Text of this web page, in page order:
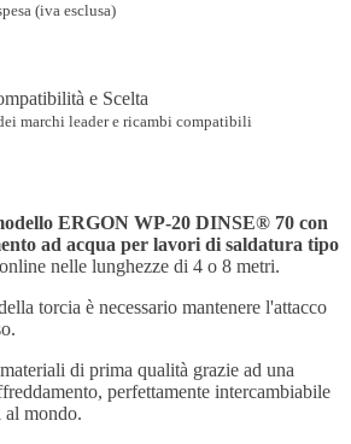
(iva esclusa)
e Scelta
marchi leader e ricambi compatibili
ERGON WP-20 DINSE® 70 con
ad acqua per lavori di saldatura tipo
nelle lunghezze di 4 o 8 metri.
torcia è necessario mantenere l'attacco
di prima qualità grazie ad una
perfettamente intercambiabile
mondo.